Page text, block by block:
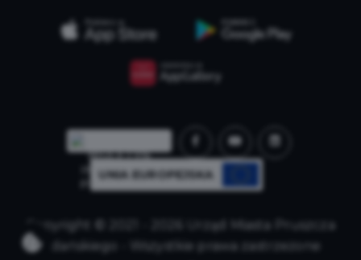
UNIA EUROPEJSKA
Copyright © 2021 - 2026 Urząd Miasta Pruszcza
Gdańskiego - Wszystkie prawa zastrzeżone